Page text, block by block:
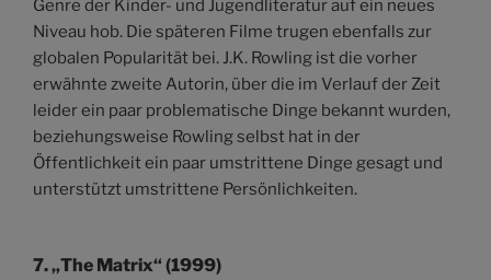
Genre der Kinder- und Jugendliteratur auf ein neues
Niveau hob. Die späteren Filme trugen ebenfalls zur
globalen Popularität bei. J.K. Rowling ist die vorher
erwähnte zweite Autorin, über die im Verlauf der Zeit
leider ein paar problematische Dinge bekannt wurden,
beziehungsweise Rowling selbst hat in der
Öffentlichkeit ein paar umstrittene Dinge gesagt und
unterstützt umstrittene Persönlichkeiten.
7.„The Matrix“ (1999)